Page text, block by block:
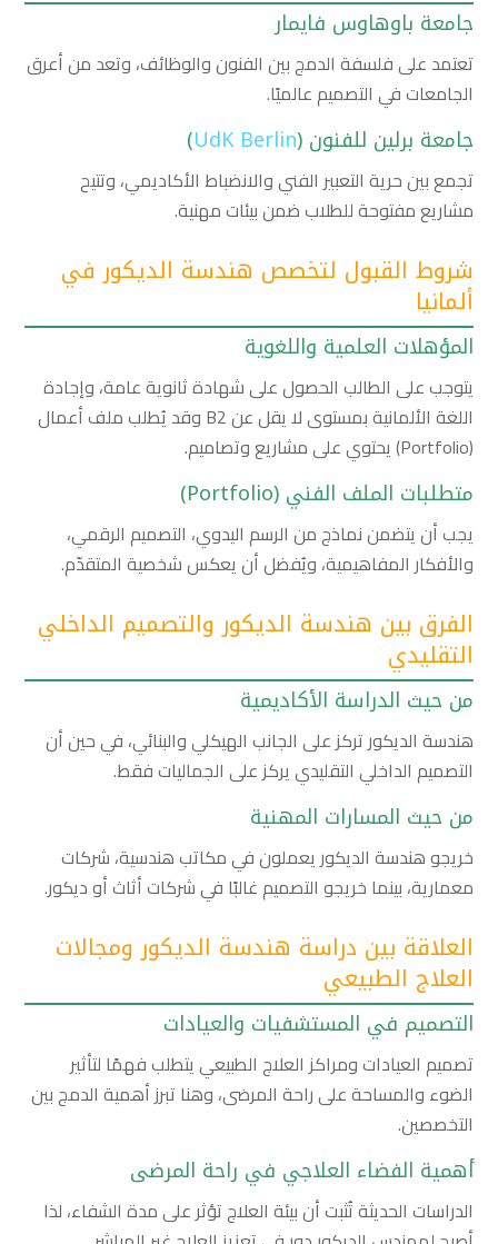
جامعة باوهاوس فايمار
تعتمد على فلسفة الدمج بين الفنون والوظائف، وتعد من أعرق
الجامعات في التصميم عالميًا.
جامعة برلين للفنون (UdK Berlin
)
تجمع بين حرية التعبير الفني والانضباط الأكاديمي، وتتيح
مشاريع مفتوحة للطلاب ضمن بيئات مهنية.
شروط القبول لتخصص هندسة الديكور في
ألمانيا
المؤهلات العلمية واللغوية
يتوجب على الطالب الحصول على شهادة ثانوية عامة، وإجادة
اللغة الألمانية بمستوى لا يقل عن B2 وقد يُطلب ملف أعمال
(Portfolio) يحتوي على مشاريع وتصاميم.
متطلبات الملف الفني (Portfolio)
يجب أن يتضمن نماذج من الرسم اليدوي، التصميم الرقمي،
والأفكار المفاهيمية، ويُفضل أن يعكس شخصية المتقدّم.
الفرق بين هندسة الديكور والتصميم الداخلي
التقليدي
من حيث الدراسة الأكاديمية
هندسة الديكور تركز على الجانب الهيكلي والبنائي، في حين أن
التصميم الداخلي التقليدي يركز على الجماليات فقط.
من حيث المسارات المهنية
خريجو هندسة الديكور يعملون في مكاتب هندسية، شركات
معمارية، بينما خريجو التصميم غالبًا في شركات أثاث أو ديكور.
العلاقة بين دراسة هندسة الديكور ومجالات
العلاج الطبيعي
التصميم في المستشفيات والعيادات
تصميم العيادات ومراكز العلاج الطبيعي يتطلب فهمًا لتأثير
الضوء والمساحة على راحة المرضى، وهنا تبرز أهمية الدمج بين
التخصصين.
أهمية الفضاء العلاجي في راحة المرضى
الدراسات الحديثة تُثبت أن بيئة العلاج تؤثر على مدة الشفاء، لذا